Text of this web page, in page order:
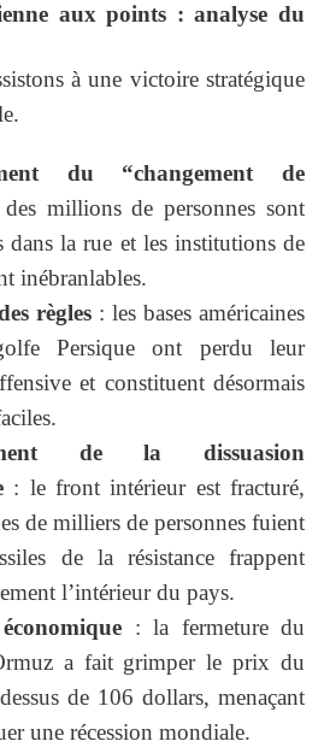
aux points : analyse du
à une victoire stratégique
du “changement de
millions de personnes sont
dans la rue et les institutions de
inébranlables.
règles : les bases américaines
Persique ont perdu leur
et constituent désormais
de la dissuasion
: le front intérieur est fracturé,
de milliers de personnes fuient
de la résistance frappent
l’intérieur du pays.
: la fermeture du
a fait grimper le prix du
de 106 dollars, menaçant
une récession mondiale.